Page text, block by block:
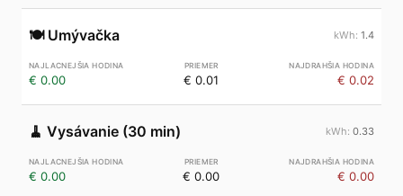
🍽️ Umývačka 1.4
€ 0.00 € 0.01 € 0.02
🧹 Vysávanie (30 min) 0.33
€ 0.00 € 0.00 € 0.00